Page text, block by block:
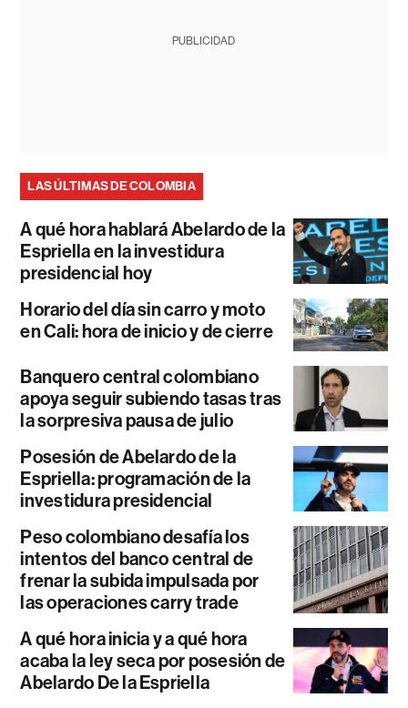
PUBLICIDAD
LAS ÚLTIMAS DE COLOMBIA
A qué hora hablará Abelardo de la
Espriella en la investidura
presidencial hoy
Horario del día sin carro y moto
en Cali: hora de inicio y de cierre
Banquero central colombiano
apoya seguir subiendo tasas tras
la sorpresiva pausa de julio
Posesión de Abelardo de la
Espriella: programación de la
investidura presidencial
Peso colombiano desafía los
intentos del banco central de
frenar la subida impulsada por
las operaciones carry trade
A qué hora inicia y a qué hora
acaba la ley seca por posesión de
Abelardo De la Espriella